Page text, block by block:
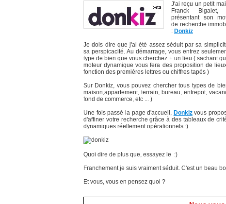
J'ai reçu un petit
Franck Bigalet,
présentant son
de recherche
: Donkiz
Je dois dire que j'ai été assez séduit par sa
sa perspicacité. Au démarrage, vous entrez
type de bien que vous cherchez + un lieu ( sachant
moteur dynamique vous fera des proposition de
fonction des premières lettres ou chiffres tapés )
Sur Donkiz, vous pouvez chercher tous types de
maison,appartement, terrain, bureau, entrepot,
fond de commerce, etc ... )
Une fois passé la page d'accueil, Donkizvous
d'affiner votre recherche grâce à des tableaux de
dynamiques réellement opérationnels :)
Quoi dire de plus que, essayez le :)
Franchement je suis vraiment séduit. C'est un beau
Et vous, vous en pensez quoi ?